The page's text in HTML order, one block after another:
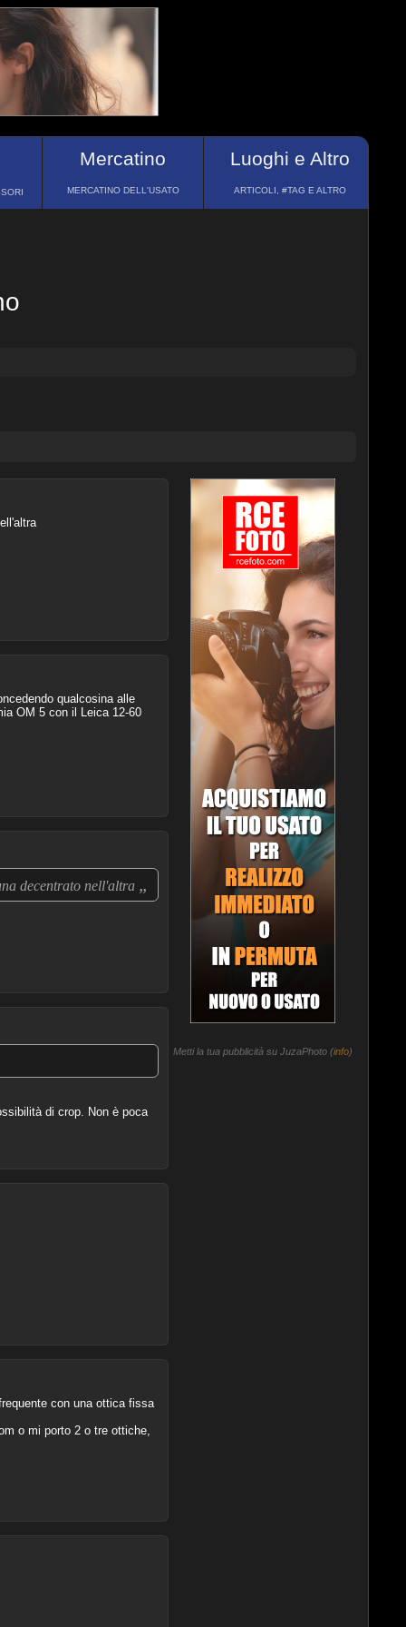
Mercatino
MERCATINO DELL'USATO
Luoghi e Altro
ARTICOLI, #TAG E ALTRO
qualcosina alle
OM 5 con il Leica 12-60
decentrato nell'altra „
di crop. Non è poca
con una ottica fissa
o mi porto 2 o tre ottiche,
Metti la tua pubblicità su JuzaPhoto (info)